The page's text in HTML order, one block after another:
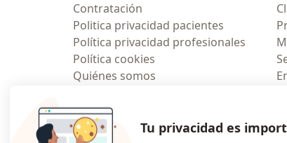
Contratación
Politica privacidad pacientes
Política privacidad profesionales
Política cookies
Quiénes somos
Contacto
Tu privacidad es